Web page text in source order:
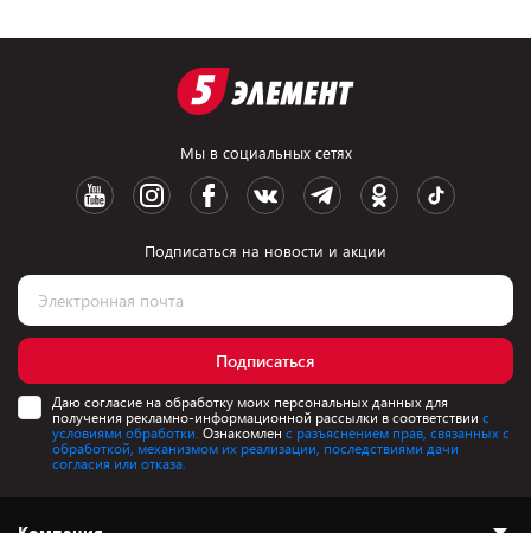
Мы в социальных сетях
Подписаться на новости и акции
Подписаться
Даю согласие на обработку моих персональных данных для
получения рекламно-информационной рассылки в соответствии с
условиями обработки. Ознакомлен с разъяснением прав, связанных с
обработкой, механизмом их реализации, последствиями дачи
согласия или отказа.